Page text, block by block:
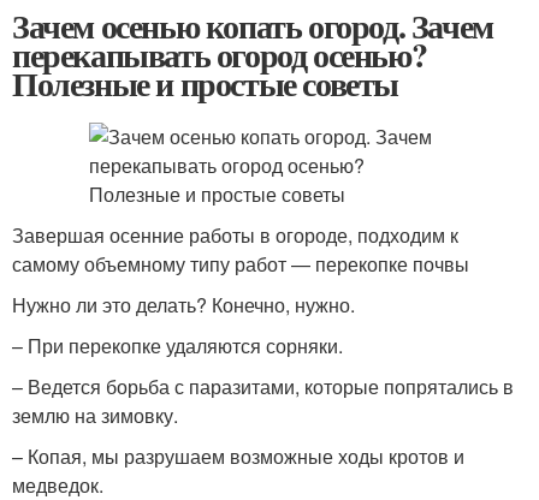
Зачем осенью копать огород. Зачем
перекапывать огород осенью?
Полезные и простые советы
Завершая осенние работы в огороде, подходим к
самому объемному типу работ — перекопке почвы
Нужно ли это делать? Конечно, нужно.
– При перекопке удаляются сорняки.
– Ведется борьба с паразитами, которые попрятались в
землю на зимовку.
– Копая, мы разрушаем возможные ходы кротов и
медведок.